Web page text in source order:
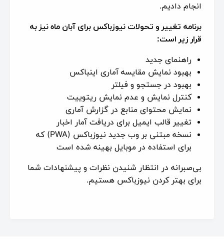
انجام دادیم.
برنامه تغییر و تحولات نیوزباکس برای آبان ماه نیز به
قرار زیر است:
راهنمای جدید
بهبود نمایش مقایسه آماری اینباکس
بهبود در جستجو و فیلتر
کنترل نمایش و عدم نمایش ریتوییت
نمایش محتوای منابع در گزارش آماری
تغییر قالب ایمیل برای دریافت آمار اخبار
نسخه مبتنی بر وب جدید نیوزباکس (PWA) که
برای استفاده در موبایل بهینه شده است
بی‌صبرانه در انتظار شنیدن نظرات و پیشنهادات شما
برای بهتر کردن نیوزباکس هستیم.